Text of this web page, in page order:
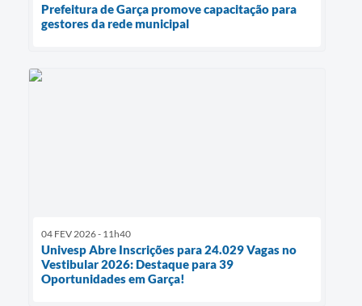
Prefeitura de Garça promove capacitação para
gestores da rede municipal
04 FEV 2026 - 11h40
Univesp Abre Inscrições para 24.029 Vagas no
Vestibular 2026: Destaque para 39
Oportunidades em Garça!